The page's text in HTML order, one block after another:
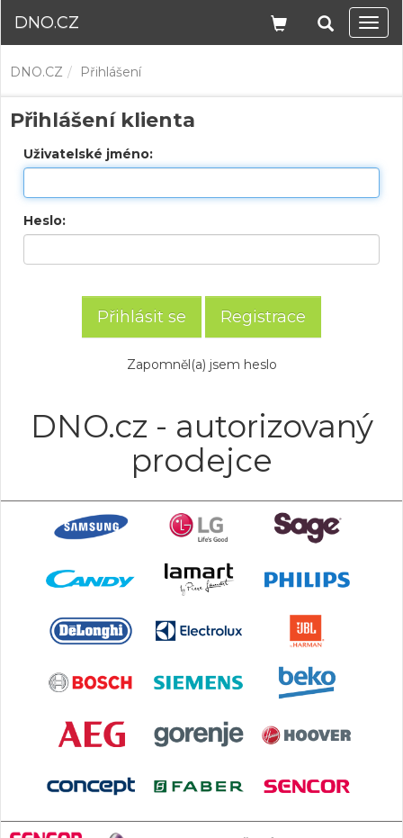
DNO.CZ
DNO.CZ Přihlášení
Přihlášení klienta
Uživatelské jméno:
Heslo:
Registrace
Zapomněl(a) jsem heslo
DNO.cz - autorizovaný
prodejce